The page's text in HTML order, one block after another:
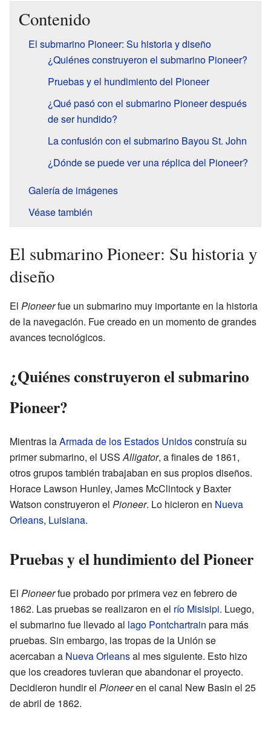
Contenido
El submarino Pioneer: Su historia y diseño
¿Quiénes construyeron el submarino Pioneer?
Pruebas y el hundimiento del Pioneer
¿Qué pasó con el submarino Pioneer después
de ser hundido?
La confusión con el submarino Bayou St. John
¿Dónde se puede ver una réplica del Pioneer?
Galería de imágenes
Véase también
El submarino Pioneer: Su historia y
diseño
El Pioneerfue un submarino muy importante en la historia
de la navegación. Fue creado en un momento de grandes
avances tecnológicos.
¿Quiénes construyeron el submarino
Pioneer?
Mientras laArmada de los Estados Unidosconstruía su
primer submarino, el USSAlligator, a finales de 1861,
otros grupos también trabajaban en sus propios diseños.
Horace Lawson Hunley, James McClintock y Baxter
Watson construyeron el Pioneer. Lo hicieron en Nueva
Orleans, Luisiana.
Pruebas y el hundimiento del Pioneer
El Pioneerfue probado por primera vez en febrero de
1862. Las pruebas se realizaron en el río Misisipi. Luego,
el submarino fue llevado al lago Pontchartrain para más
pruebas. Sin embargo, las tropas de la Unión se
acercaban a Nueva Orleansal mes siguiente. Esto hizo
que los creadores tuvieran que abandonar el proyecto.
Decidieron hundir el Pioneeren el canal New Basin el 25
de abril de 1862.